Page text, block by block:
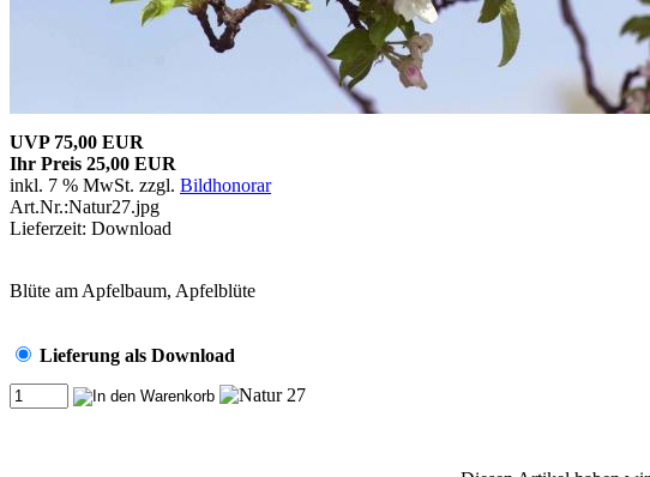
UVP 75,00 EUR
Ihr Preis 25,00 EUR
inkl. 7 % MwSt. zzgl. Bildhonorar
Art.Nr.:Natur27.jpg
Lieferzeit: Download
Blüte am Apfelbaum, Apfelblüte
Lieferung als Download